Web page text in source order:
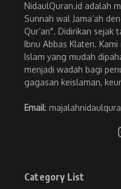
NidaulQuran.id adalah
Sunnah wal Jama’ah
Qur’an". Didirikan sejak
Ibnu Abbas Klaten.
Islam yang mudah
menjadi wadah bagi
gagasan keislaman,
Email:
Category List